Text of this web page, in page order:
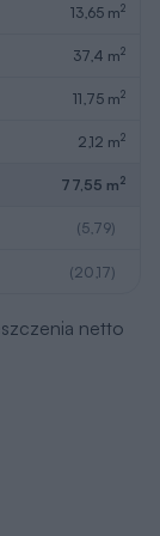
13,65 m2
37,4 m2
11,75 m2
2,12 m2
77,55 m2
(5,79)
(20,17)
netto